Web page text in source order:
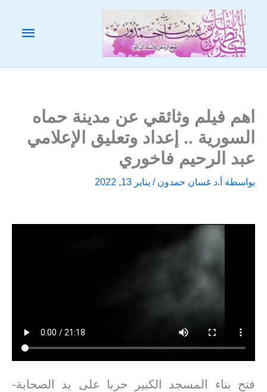
تخطي
المحتوى
اهم فيلم وثائقي عن مدينة حماه
السورية .. إعداد وتعليق الإعلامي
عبد الرحيم فاخوري
بواسطة أ.د غسان حمدون/ يناير 13, 2022
فتح بناء المسجد الكبير حربا على يد الصحابة-